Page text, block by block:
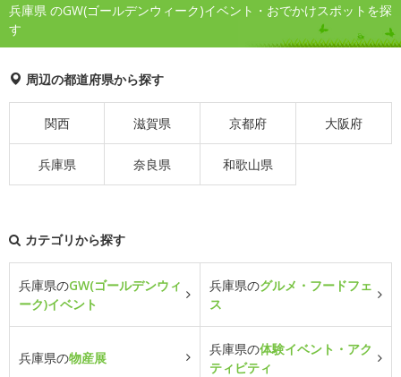
兵庫県 のGW(ゴールデンウィーク)イベント・おでかけスポットを探
す
周辺の都道府県から探す
関西 滋賀県 京都府 大阪府
兵庫県 奈良県 和歌山県
カテゴリから探す
兵庫県のGW(ゴールデンウィ
ーク)イベント
兵庫県のグルメ・フードフェ
ス
兵庫県の物産展
兵庫県の体験イベント・アク
ティビティ